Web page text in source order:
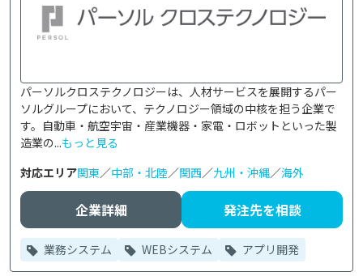
パーソルクロステクノロジーは、人材サービスを展開するパー
ソルグループにおいて、テクノロジー領域の中核を担う企業で
す。自動車・航空宇宙・産業機器・家電・ロボットといった製
造業の...もっと見る
対応エリア関東／中部・北陸／関西／九州・沖縄／海外
企業詳細 発注先を相談
業務システム WEBシステム アプリ開発